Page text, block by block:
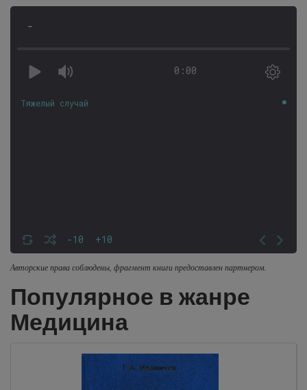
-
0:00
-10 +10
Тяжелый случай
Авторские права соблюдены, фрагмент книги предоставлен партнером.
Популярное в жанре
Медицина